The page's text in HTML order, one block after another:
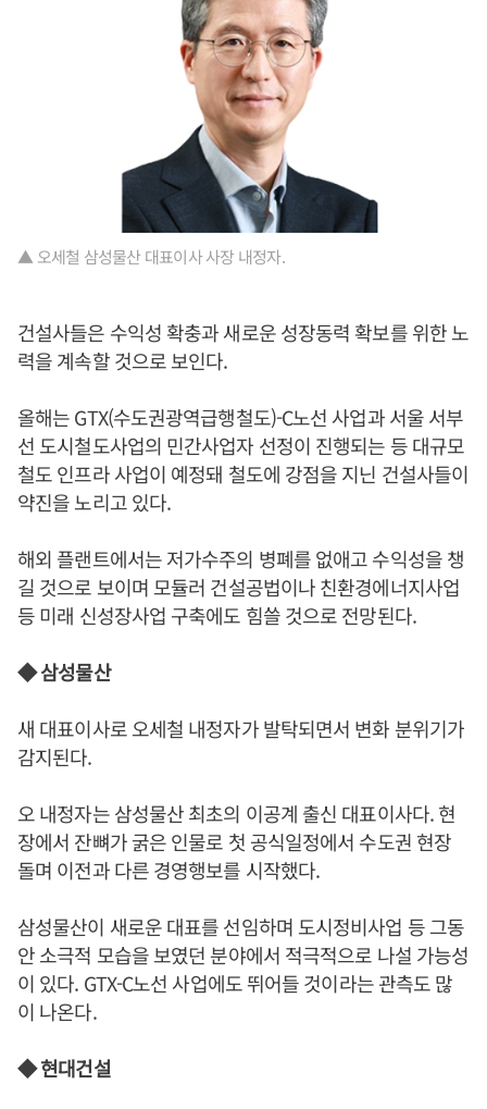
▲ 오세철 삼성물산 대표이사 사장 내정자.
건설사들은 수익성 확충과 새로운 성장동력 확보를 위한 노
력을 계속할 것으로 보인다.
올해는 GTX(수도권광역급행철도)-C노선 사업과 서울 서부
선 도시철도사업의 민간사업자 선정이 진행되는 등 대규모
철도 인프라 사업이 예정돼 철도에 강점을 지닌 건설사들이
약진을 노리고 있다.
해외 플랜트에서는 저가수주의 병폐를 없애고 수익성을 챙
길 것으로 보이며 모듈러 건설공법이나 친환경에너지사업
등 미래 신성장사업 구축에도 힘쓸 것으로 전망된다.
◆ 삼성물산
새 대표이사로 오세철 내정자가 발탁되면서 변화 분위기가
감지된다.
오 내정자는 삼성물산 최초의 이공계 출신 대표이사다. 현
장에서 잔뼈가 굵은 인물로 첫 공식일정에서 수도권 현장
돌며 이전과 다른 경영행보를 시작했다.
삼성물산이 새로운 대표를 선임하며 도시정비사업 등 그동
안 소극적 모습을 보였던 분야에서 적극적으로 나설 가능성
이 있다. GTX-C노선 사업에도 뛰어들 것이라는 관측도 많
이 나온다.
◆ 현대건설